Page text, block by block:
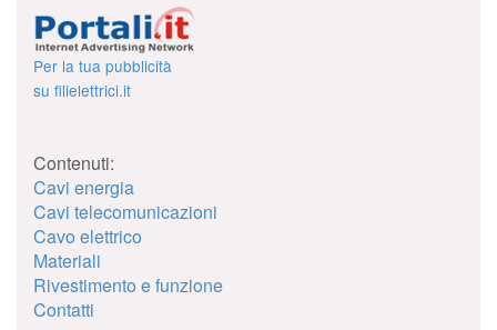
Per la tua pubblicità
su filielettrici.it
Contenuti:
Cavi energia
Cavi telecomunicazioni
Cavo elettrico
Materiali
Rivestimento e funzione
Contatti